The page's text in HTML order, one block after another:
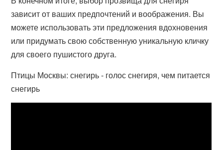
зависит от ваших предпочтений и воображения. Вы
можете использовать эти предложения вдохновения
или придумать свою собственную уникальную кличку
для своего пушистого друга.
Птицы Москвы: снегирь - голос снегиря, чем питается
снегирь